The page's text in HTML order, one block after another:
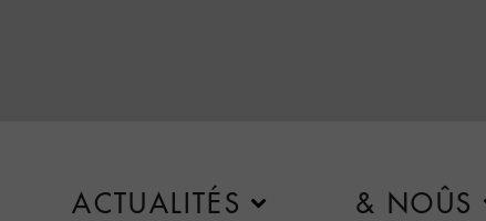
ACTUALITÉS & NOÛS